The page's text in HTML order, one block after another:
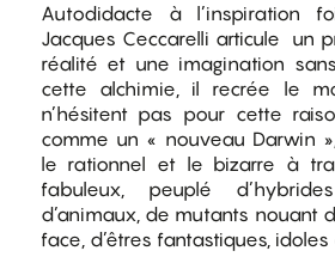
Autodidacte à l’inspiration
Jacques Ceccarelli articule un
réalité et une imagination
cette alchimie, il recrée le
n’hésitent pas pour cette
comme un « nouveau Darwin
le rationnel et le bizarre à
fabuleux, peuplé
d’animaux, de mutants nouant
face, d’êtres fantastiques,